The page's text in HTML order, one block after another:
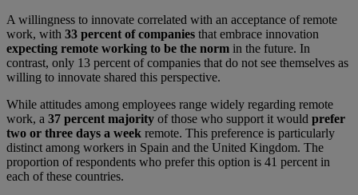
A willingness to innovate correlated with an acceptance of remote
work, with 33 percent of companies that embrace innovation
expecting remote working to be the norm in the future. In
contrast, only 13 percent of companies that do not see themselves as
willing to innovate shared this perspective.
While attitudes among employees range widely regarding remote
work, a 37 percent majority of those who support it would prefer
two or three days a week remote. This preference is particularly
distinct among workers in Spain and the United Kingdom. The
proportion of respondents who prefer this option is 41 percent in
each of these countries.